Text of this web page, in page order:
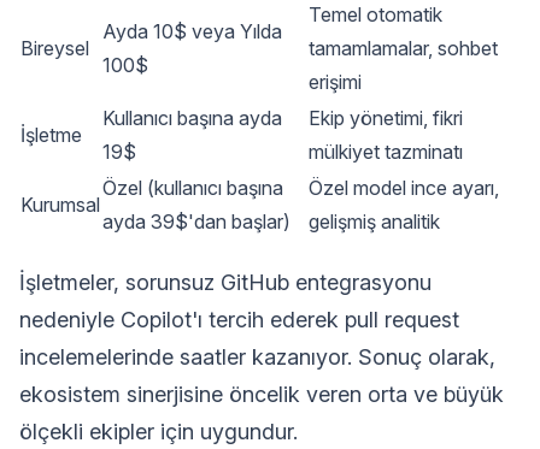
Bireysel
Ayda 10$ veya Yılda
100$
Temel otomatik
tamamlamalar, sohbet
erişimi
İşletme
Kullanıcı başına ayda
19$
Ekip yönetimi, fikri
mülkiyet tazminatı
Kurumsal
Özel (kullanıcı başına
ayda 39$'dan başlar)
Özel model ince ayarı,
gelişmiş analitik
İşletmeler, sorunsuz GitHub entegrasyonu
nedeniyle Copilot'ı tercih ederek pull request
incelemelerinde saatler kazanıyor. Sonuç olarak,
ekosistem sinerjisine öncelik veren orta ve büyük
ölçekli ekipler için uygundur.